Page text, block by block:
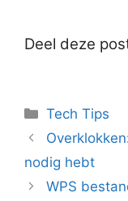
Deel deze
Categorieën
Tech Tips
nodig hebt
WPS